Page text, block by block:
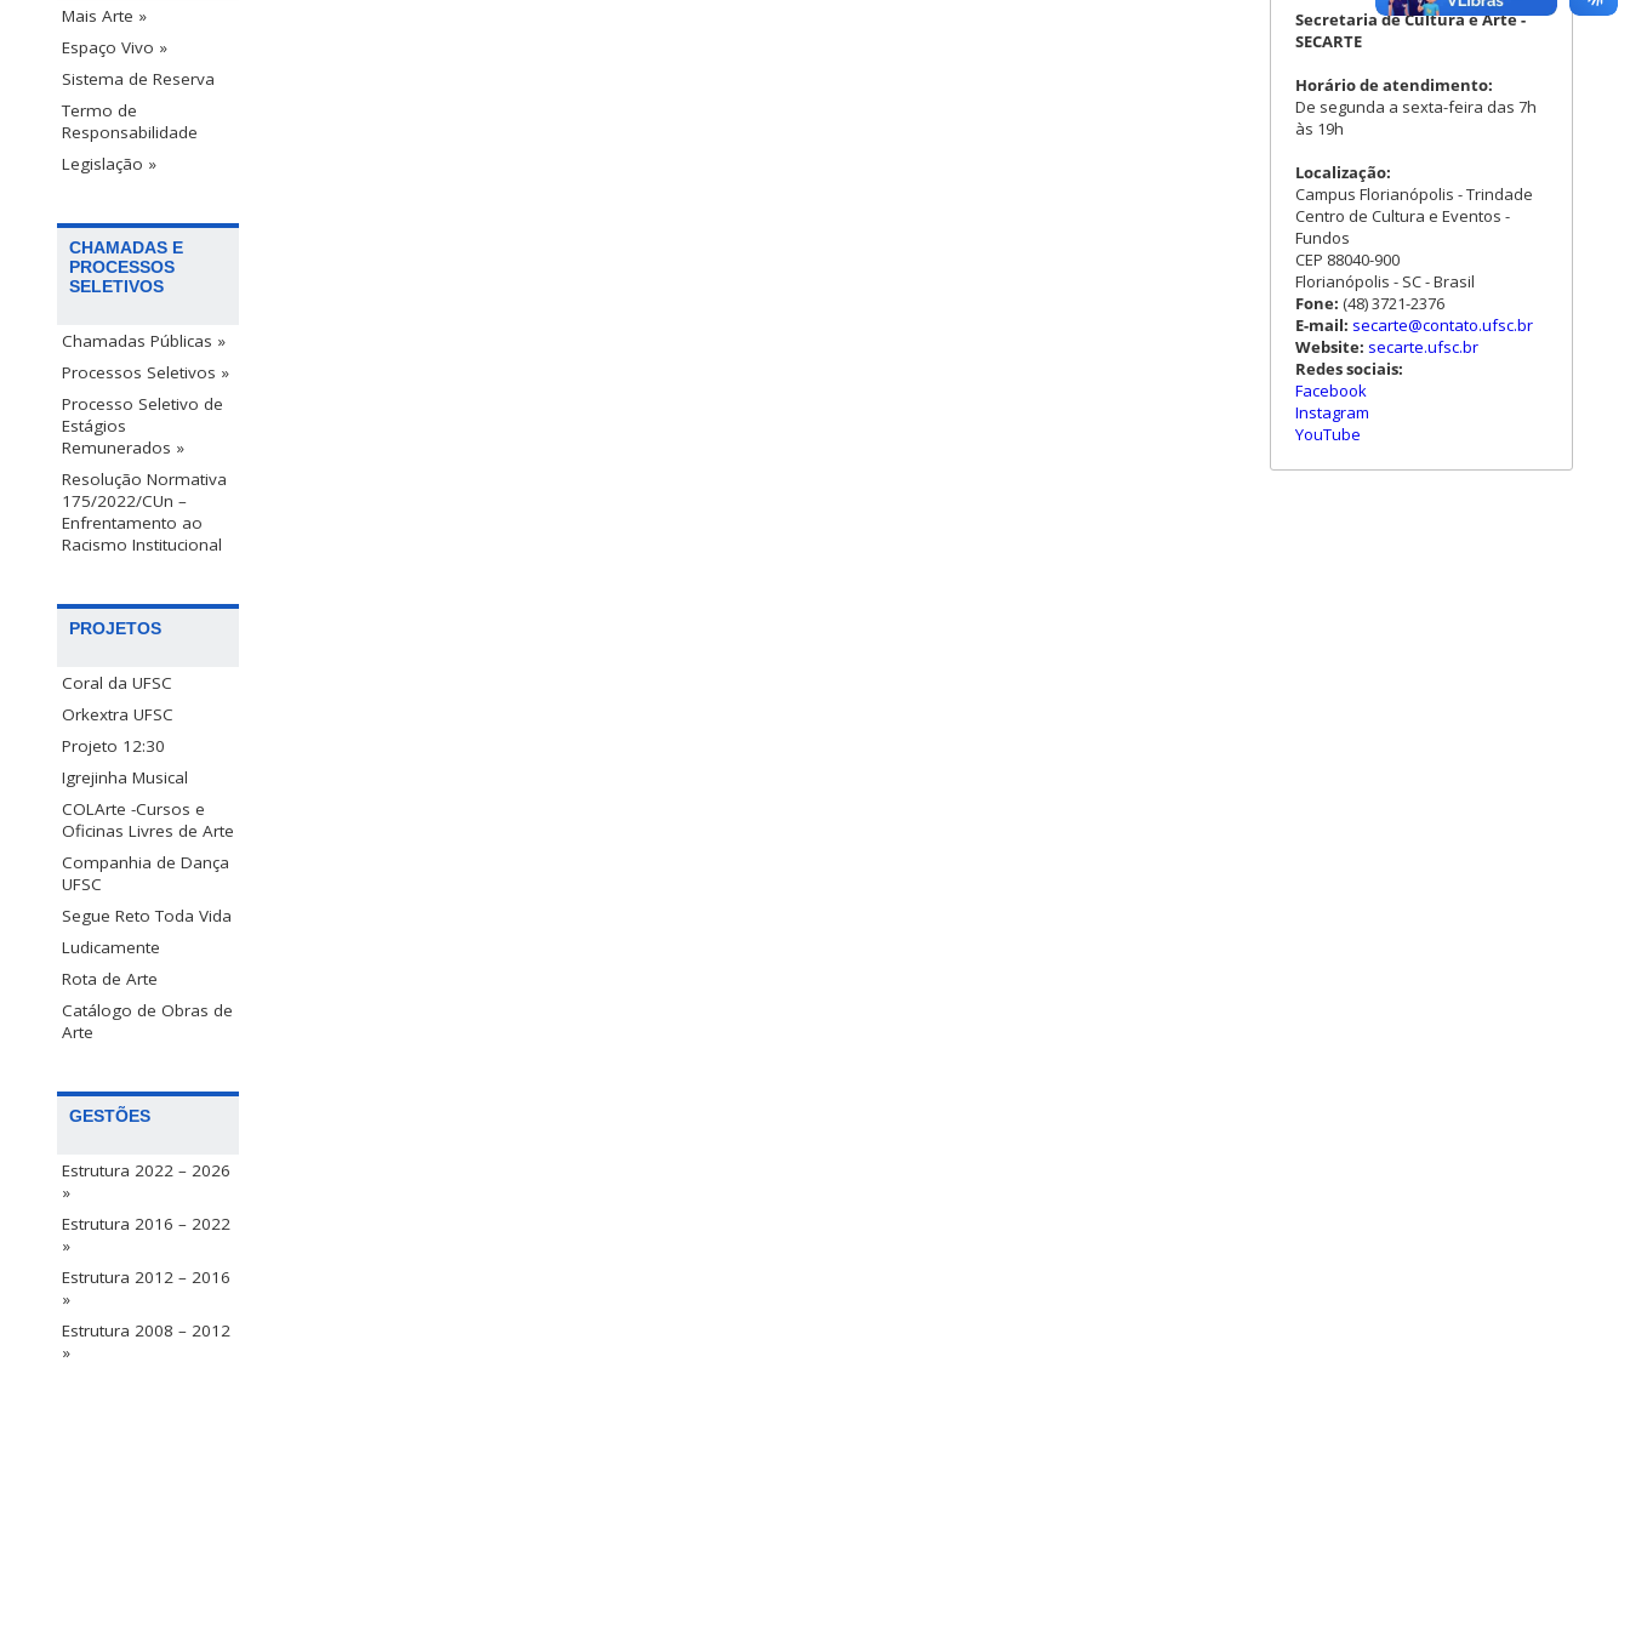
Mais Arte »
Espaço Vivo »
Sistema de Reserva
Termo de
Responsabilidade
Legislação »
CHAMADAS E
PROCESSOS
SELETIVOS
Chamadas Públicas »
Processos Seletivos »
Processo Seletivo de
Estágios
Remunerados »
Resolução Normativa
175/2022/CUn –
Enfrentamento ao
Racismo Institucional
PROJETOS
Coral da UFSC
Orkextra UFSC
Projeto 12:30
Igrejinha Musical
COLArte -Cursos e
Oficinas Livres de Arte
Companhia de Dança
UFSC
Segue Reto Toda Vida
Ludicamente
Rota de Arte
Catálogo de Obras de
Arte
GESTÕES
Estrutura 2022 – 2026
»
Estrutura 2016 – 2022
»
Estrutura 2012 – 2016
»
Estrutura 2008 – 2012
»
Secretaria de Cultura e Arte -
SECARTE
Horário de atendimento:
De segunda a sexta-feira das 7h
às 19h
Localização:
Campus Florianópolis - Trindade
Centro de Cultura e Eventos -
Fundos
CEP 88040-900
Florianópolis - SC - Brasil
Fone: (48) 3721-2376
E-mail: secarte@contato.ufsc.br
Website: secarte.ufsc.br
Redes sociais:
Facebook
Instagram
YouTube